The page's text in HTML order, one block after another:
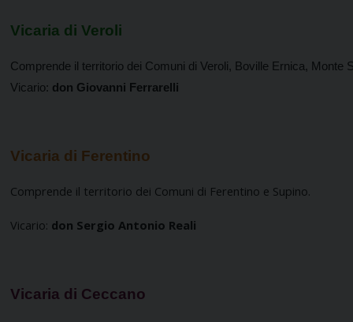
Vicaria di Veroli
Comprende il territorio dei Comuni di Veroli, Boville Ernica, Monte
Vicario: don Giovanni Ferrarelli
Vicaria di Ferentino
Comprende il territorio dei Comuni di Ferentino e Supino.
Vicario: don Sergio Antonio Reali
Vicaria di Ceccano